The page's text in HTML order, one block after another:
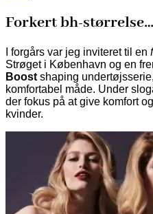
Forkert bh-
I forgårs var jeg inviteret til en
Strøget i København og en
Boost shaping
komfortabel måde. Under
der fokus på at give komfort
kvinder.